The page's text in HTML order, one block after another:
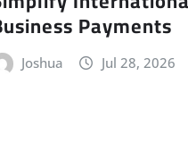
Payments
Joshua Jul 28, 2026